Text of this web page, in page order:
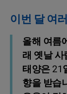
이번 달 여
올해 여름
래 옛날
태양은 21
향을 받습